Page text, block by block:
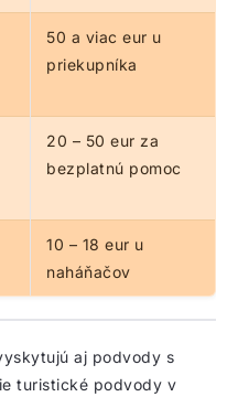
50 a viac eur u
priekupníka
20 – 50 eur za
bezplatnú pomoc
10 – 18 eur u
naháňačov
aj podvody s
turistické podvody v